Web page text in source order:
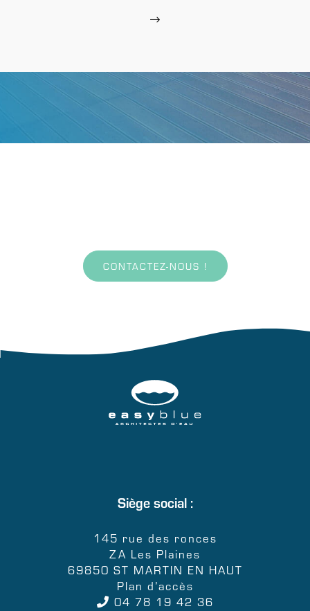
CONTACTEZ-NOUS !
Siège social :
145 rue des ronces
ZA Les Plaines
69850 ST MARTIN EN HAUT
Plan d’accès
04 78 19 42 36